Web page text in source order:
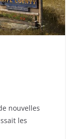
nouvelles
les